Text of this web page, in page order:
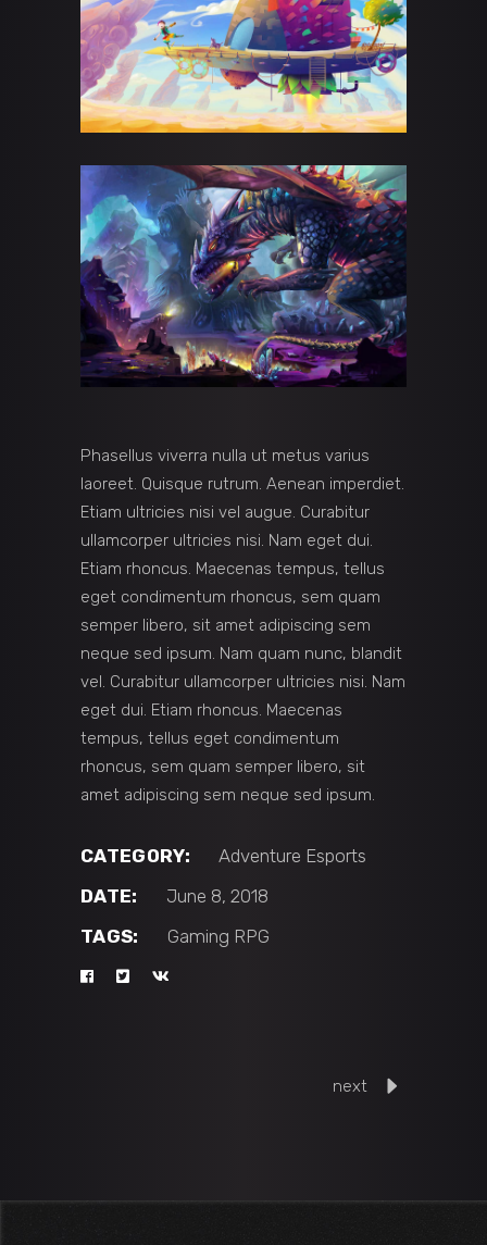
Phasellus viverra nulla ut metus varius
laoreet. Quisque rutrum. Aenean imperdiet.
Etiam ultricies nisi vel augue. Curabitur
ullamcorper ultricies nisi. Nam eget dui.
Etiam rhoncus. Maecenas tempus, tellus
eget condimentum rhoncus, sem quam
semper libero, sit amet adipiscing sem
neque sed ipsum. Nam quam nunc, blandit
vel. Curabitur ullamcorper ultricies nisi. Nam
eget dui. Etiam rhoncus. Maecenas
tempus, tellus eget condimentum
rhoncus, sem quam semper libero, sit
amet adipiscing sem neque sed ipsum.
CATEGORY: Adventure Esports
DATE:
June 8, 2018
TAGS:
Gaming RPG
next